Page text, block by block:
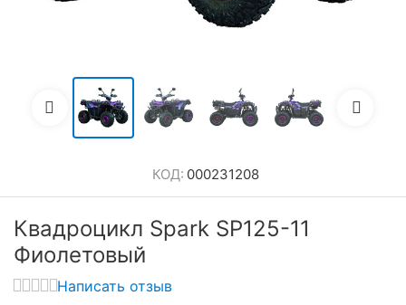
КОД: 000231208
Квадроцикл Spark SP125-11
Фиолетовый
Написать отзыв